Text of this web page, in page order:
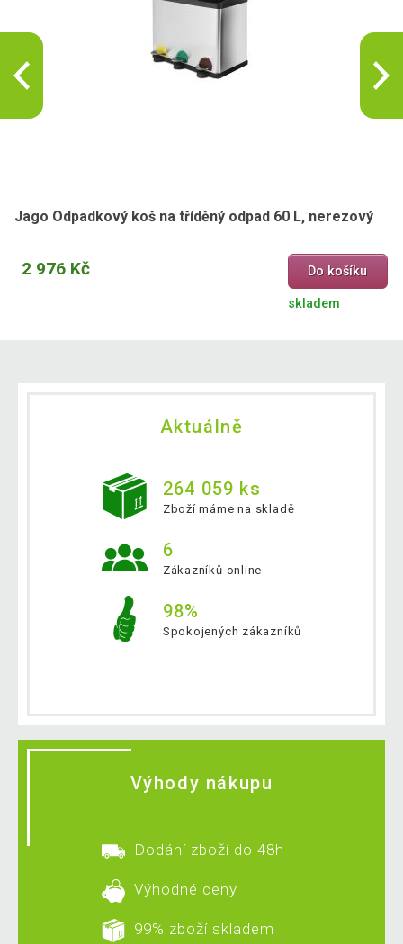
Jago Odpadkový koš na tříděný odpad 60 L, nerezový
2 976 Kč Do košíku
skladem
Aktuálně
264 059 ks
Zboží máme na skladě
6
Zákazníků online
98%
Spokojených zákazníků
Výhody nákupu
Dodání zboží do 48h
Výhodné ceny
99% zboží skladem